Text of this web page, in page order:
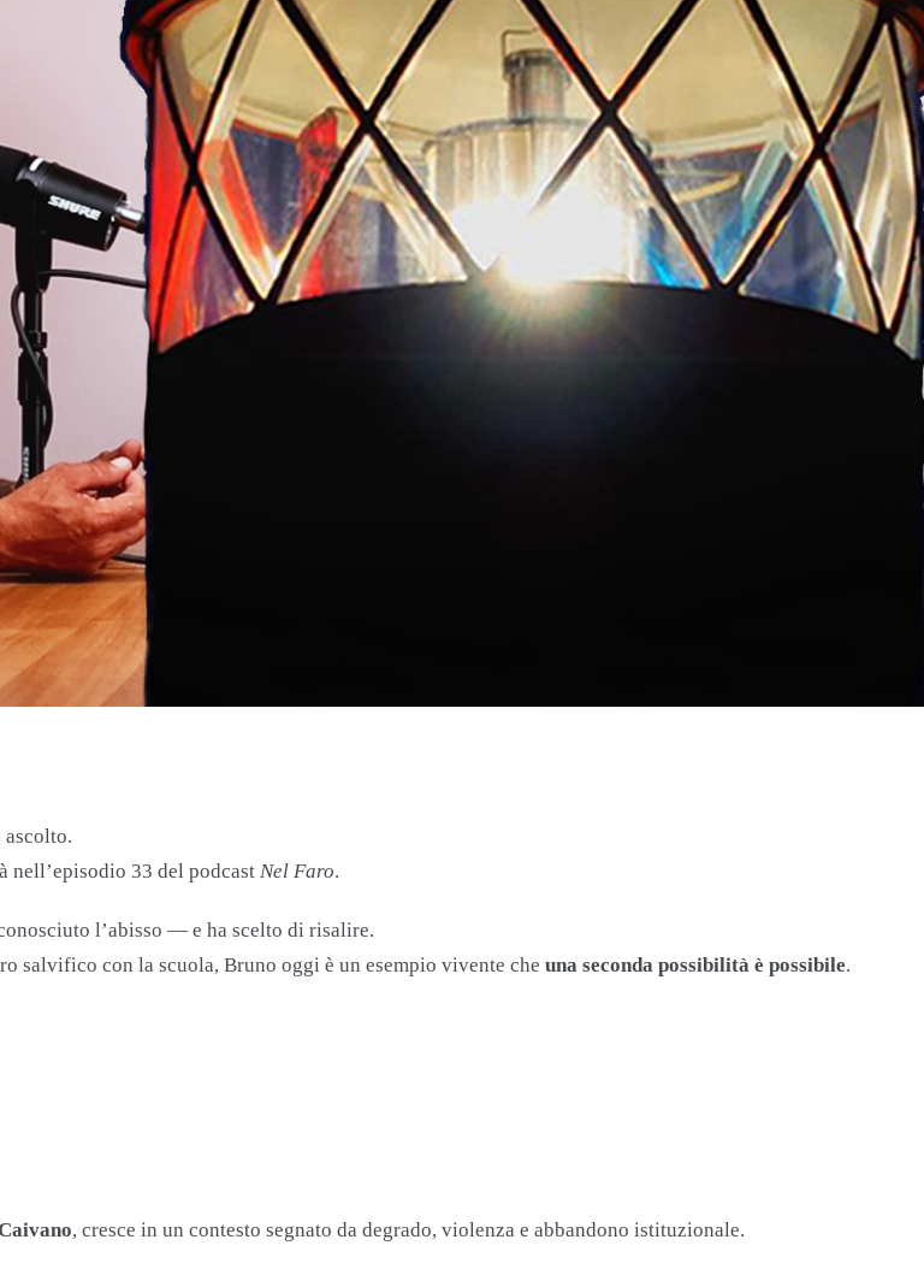
ascolto.
nell’episodio 33 del podcast Nel Faro.
l’abisso — e ha scelto di risalire.
salvifico con la scuola, Bruno oggi è un esempio vivente che una seconda possibilità è possibile.
, cresce in un contesto segnato da degrado, violenza e abbandono istituzionale.